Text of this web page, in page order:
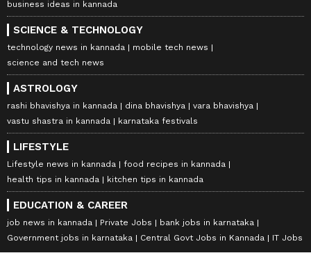
business ideas in kannada
SCIENCE & TECHNOLOGY
technology news in kannada
mobile tech news
science and tech news
ASTROLOGY
rashi bhavishya in kannada dina bhavishya
vara bhavishya
vastu shastra in kannada
karnataka festivals
LIFESTYLE
Lifestyle news in kannada
food recipes in kannada
health tips in kannada
kitchen tips in kannada
EDUCATION & CAREER
job news in kannada Private Jobs
bank jobs in karnataka
Government jobs in karnataka
Central Govt Jobs in Kannada IT Jobs